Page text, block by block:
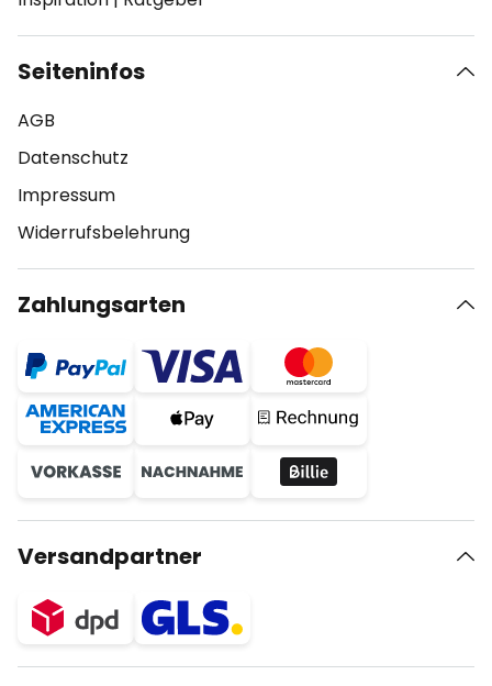
Seiteninfos
AGB
Datenschutz
Impressum
Widerrufsbelehrung
Zahlungsarten
Versandpartner